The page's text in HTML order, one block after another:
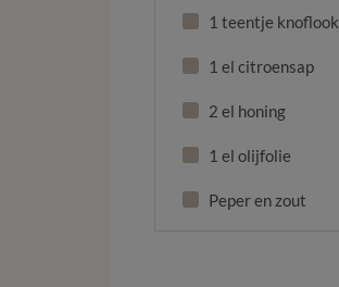
1 teentje knoflook
1 el citroensap
2 el honing
1 el olijfolie
Peper en zout